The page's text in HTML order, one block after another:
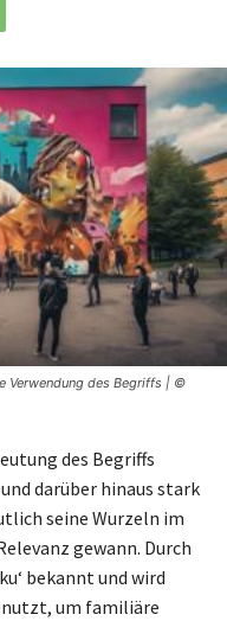
Verwendung des Begriffs | ©
des Begriffs
und darüber hinaus stark
seine Wurzeln im
gewann. Durch
bekannt und wird
um familiäre